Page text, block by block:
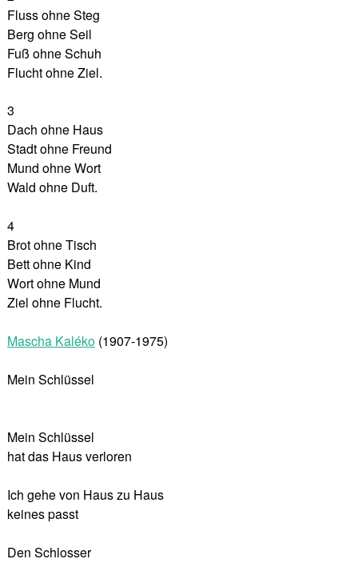
Fluss ohne Steg
Berg ohne Seil
Fuß ohne Schuh
Flucht ohne Ziel.
3
Dach ohne Haus
Stadt ohne Freund
Mund ohne Wort
Wald ohne Duft.
4
Brot ohne Tisch
Bett ohne Kind
Wort ohne Mund
Ziel ohne Flucht.
Mascha Kaléko (1907-1975)
Mein Schlüssel
Mein Schlüssel
hat das Haus verloren
Ich gehe von Haus zu Haus
keines passt
Den Schlosser